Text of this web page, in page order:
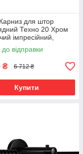
для штор
Техно 20 Хром
імпресійний,
до відправки
₴ 6 712 ₴
Купити